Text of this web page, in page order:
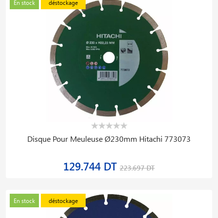
En stock déstockage
Disque Pour Meuleuse Ø230mm Hitachi 773073
129.744 DT 223.697 DT
En stock déstockage